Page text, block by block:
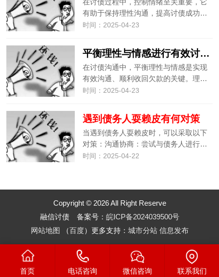
在讨债过程中，控制情绪至关重要，它
有助于保持理性沟通，提高讨债成功…
时间：2025-04-23
平衡理性与情感进行有效讨债沟通
在讨债沟通中，平衡理性与情感是实现
有效沟通、顺利收回欠款的关键。理…
时间：2025-04-23
遇到债务人耍赖皮有何对策
当遇到债务人耍赖皮时，可以采取以下
对策：沟通协商：尝试与债务人进行…
时间：2025-04-22
Copyright © 2026 All Right Reserve
融信讨债 备案号： 皖ICP备2024039500号
网站地图 （百度）更多支持： 城市分站 信息发布
首页 电话咨询 微信咨询 联系我们